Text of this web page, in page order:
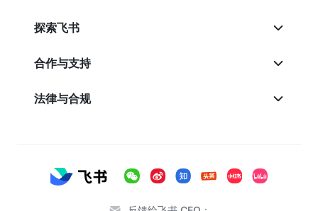
探索飞书
合作与支持
法律与合规